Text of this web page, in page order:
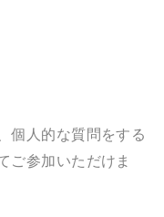
個人的な質問をする
ご参加いただけま